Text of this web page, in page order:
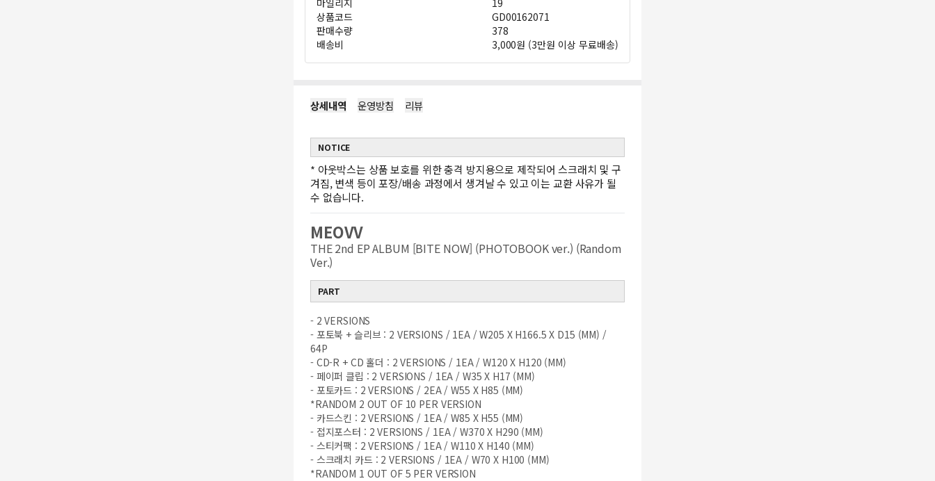
마일리지
19
상품코드
GD00162071
판매수량
378
배송비
3,000원 (3만원 이상 무료배송)
상세내역 운영방침 리뷰
NOTICE
* 아웃박스는 상품 보호를 위한 충격 방지용으로 제작되어 스크래치 및 구
겨짐, 변색 등이 포장/배송 과정에서 생겨날 수 있고 이는 교환 사유가 될
수 없습니다.
MEOVV
THE 2nd EP ALBUM [BITE NOW] (PHOTOBOOK ver.) (Random
Ver.)
PART
- 2 VERSIONS
- 포토북 + 슬리브 : 2 VERSIONS / 1EA / W205 X H166.5 X D15 (MM) /
64P
- CD-R + CD 홀더 : 2 VERSIONS / 1EA / W120 X H120 (MM)
- 페이퍼 클립 : 2 VERSIONS / 1EA / W35 X H17 (MM)
- 포토카드 : 2 VERSIONS / 2EA / W55 X H85 (MM)
*RANDOM 2 OUT OF 10 PER VERSION
- 카드스킨 : 2 VERSIONS / 1EA / W85 X H55 (MM)
- 접지포스터 : 2 VERSIONS / 1EA / W370 X H290 (MM)
- 스티커팩 : 2 VERSIONS / 1EA / W110 X H140 (MM)
- 스크래치 카드 : 2 VERSIONS / 1EA / W70 X H100 (MM)
*RANDOM 1 OUT OF 5 PER VERSION